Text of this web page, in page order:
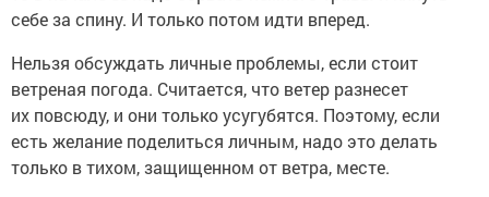
себе за спину. И только потом идти вперед.
Нельзя обсуждать личные проблемы, если стоит
ветреная погода. Считается, что ветер разнесет
их повсюду, и они только усугубятся. Поэтому, если
есть желание поделиться личным, надо это делать
только в тихом, защищенном от ветра, месте.